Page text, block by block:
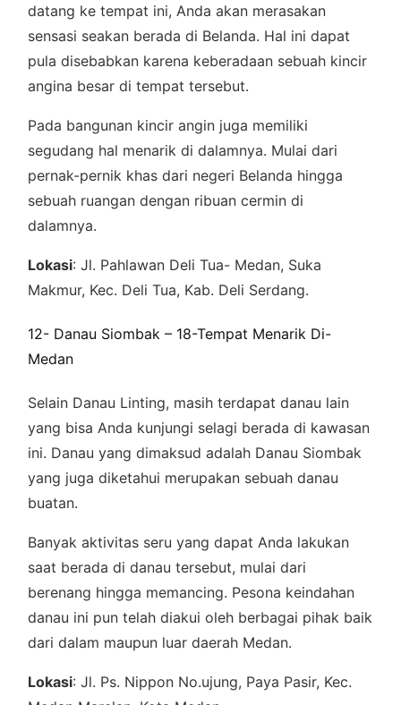
datang ke tempat ini, Anda akan merasakan
sensasi seakan berada di Belanda. Hal ini dapat
pula disebabkan karena keberadaan sebuah kincir
angina besar di tempat tersebut.
Pada bangunan kincir angin juga memiliki
segudang hal menarik di dalamnya. Mulai dari
pernak-pernik khas dari negeri Belanda hingga
sebuah ruangan dengan ribuan cermin di
dalamnya.
Lokasi: Jl. Pahlawan Deli Tua- Medan, Suka
Makmur, Kec. Deli Tua, Kab. Deli Serdang.
12- Danau Siombak – 18-Tempat Menarik Di-
Medan
Selain Danau Linting, masih terdapat danau lain
yang bisa Anda kunjungi selagi berada di kawasan
ini. Danau yang dimaksud adalah Danau Siombak
yang juga diketahui merupakan sebuah danau
buatan.
Banyak aktivitas seru yang dapat Anda lakukan
saat berada di danau tersebut, mulai dari
berenang hingga memancing. Pesona keindahan
danau ini pun telah diakui oleh berbagai pihak baik
dari dalam maupun luar daerah Medan.
Lokasi: Jl. Ps. Nippon No.ujung, Paya Pasir, Kec.